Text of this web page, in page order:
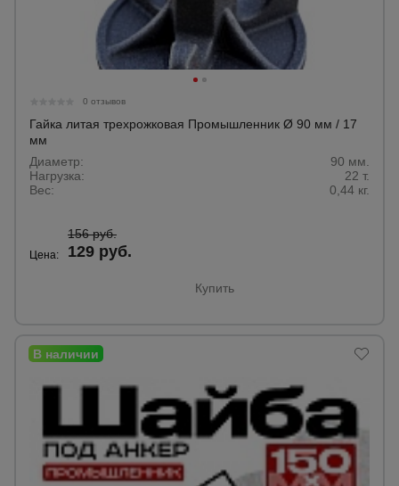
0 отзывов
Гайка литая трехрожковая Промышленник Ø 90 мм / 17
мм
Диаметр:
90 мм.
Нагрузка:
22 т.
Вес:
0,44 кг.
Цена:
156 руб.
129 руб.
Купить